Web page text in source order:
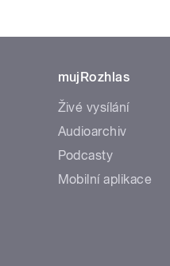
mujRozhlas
Živé vysílání
Audioarchiv
Podcasty
Mobilní aplikace